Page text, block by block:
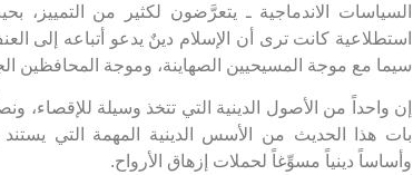
استطلاعية كانت ترى أن الإسلام دينٌ يدعو أتباعه إلى
سيما مع موجة المسيحيين الصهاينة، وموجة المحافظين
إن واحداً من الأصول الدينية التي تتخذ وسيلة للإقصاء،
بات هذا الحديث من الأسس الدينية المهمة التي يستند
وأساساً دينياً مسوِّغاً لحملات إزهاق الأرواح.